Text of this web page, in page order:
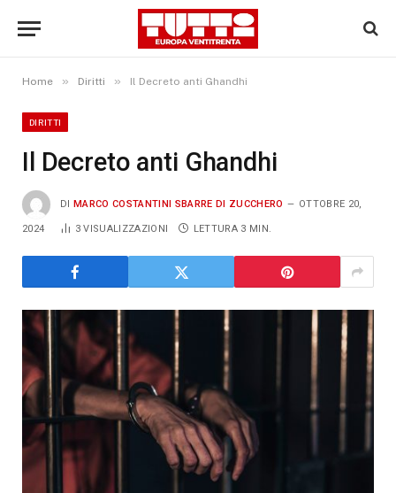
Home » Diritti » Il Decreto anti Ghandhi
DIRITTI
Il Decreto anti Ghandhi
DI MARCO COSTANTINI SBARRE DI ZUCCHERO OTTOBRE 20,
2024 3VISUALIZZAZIONI LETTURA 3 MIN.